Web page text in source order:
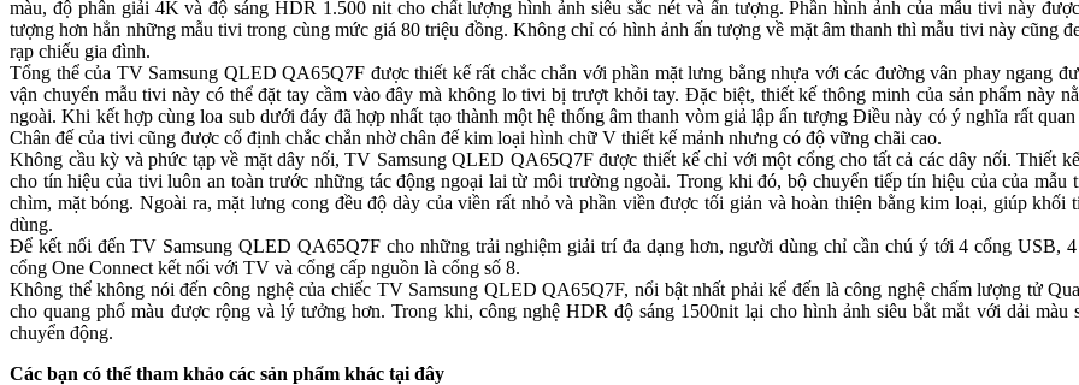
màu, độ phân giải 4K và độ sáng HDR 1.500 nit cho chất lượng hình ảnh siêu sắc nét và ấn tượng. Phần hình ảnh của mẫu tivi này
tượng hơn hẳn những mẫu tivi trong cùng mức giá 80 triệu đồng. Không chỉ có hình ảnh ấn tượng về mặt âm thanh thì mẫu tivi này cũng
rạp chiếu gia đình.
Tổng thể của TV Samsung QLED QA65Q7F được thiết kế rất chắc chắn với phần mặt lưng bằng nhựa với các đường vân phay ngang
vận chuyển mẫu tivi này có thể đặt tay cầm vào đây mà không lo tivi bị trượt khỏi tay. Đặc biệt, thiết kế thông minh của sản phẩm này
ngoài. Khi kết hợp cùng loa sub dưới đáy đã hợp nhất tạo thành một hệ thống âm thanh vòm giả lập ấn tượng Điều này có ý nghĩa rất
Chân đế của tivi cũng được cố định chắc chắn nhờ chân đế kim loại hình chữ V thiết kế mảnh nhưng có độ vững chãi cao.
Không cầu kỳ và phức tạp về mặt dây nối, TV Samsung QLED QA65Q7F được thiết kế chỉ với một cổng cho tất cả các dây nối. Thiết
cho tín hiệu của tivi luôn an toàn trước những tác động ngoại lai từ môi trường ngoài. Trong khi đó, bộ chuyển tiếp tín hiệu của của
chìm, mặt bóng. Ngoài ra, mặt lưng cong đều độ dày của viền rất nhỏ và phần viền được tối giản và hoàn thiện bằng kim loại, giúp
dùng.
Để kết nối đến TV Samsung QLED QA65Q7F cho những trải nghiệm giải trí đa dạng hơn, người dùng chỉ cần chú ý tới 4 cổng
cổng One Connect kết nối với TV và cổng cấp nguồn là cổng số 8.
Không thể không nói đến công nghệ của chiếc TV Samsung QLED QA65Q7F, nổi bật nhất phải kể đến là công nghệ chấm lượng tử
cho quang phổ màu được rộng và lý tưởng hơn. Trong khi, công nghệ HDR độ sáng 1500nit lại cho hình ảnh siêu bắt mắt với dải
chuyển động.
Các bạn có thể tham khảo các sản phẩm khác tại đây